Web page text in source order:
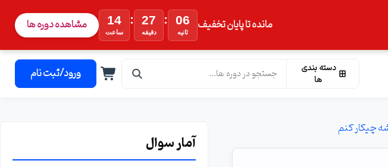
مانده تا پایان تخفیف 14
ساعت
: 27
دقیقه
: 05
ثانیه مشاهده دوره ها
دسته بندی
ها
ورود/ثبت نام
آمار سوال